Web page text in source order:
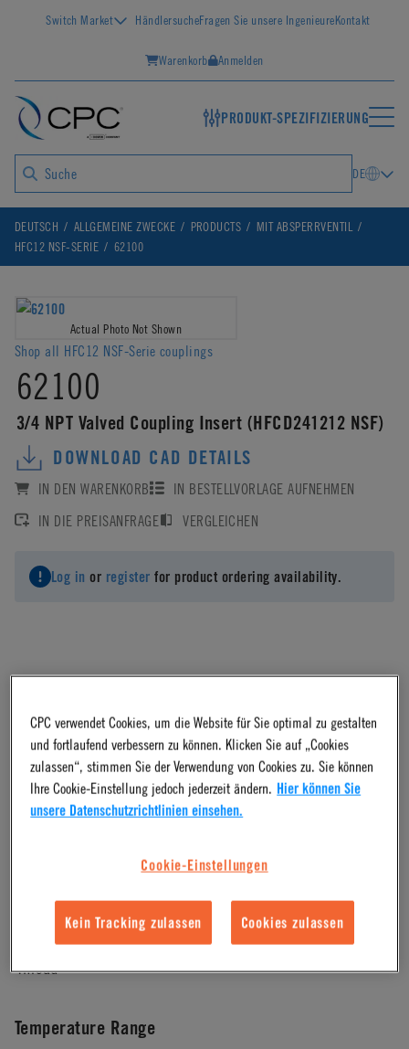
Switch Market HändlersucheFragen Sie unsere IngenieureKontakt
Warenkorb Anmelden
PRODUKT-SPEZIFIZIERUNG
DE
DEUTSCH ALLGEMEINE ZWECKE PRODUCTS
MIT ABSPERRVENTIL
HFC12 NSF-SERIE
62100
Actual Photo Not Shown
Shop all HFC12 NSF-Serie couplings
62100
3/4 NPT Valved Coupling Insert (HFCD241212 NSF)
DOWNLOAD CAD DETAILS
IN DEN WARENKORB
IN BESTELLVORLAGE AUFNEHMEN
IN DIE PREISANFRAGE
VERGLEICHEN
Log in or register for product ordering availability.
Polypropylene
Material Finish
Mounting Option
Thread
Temperature Range
CPC verwendet Cookies, um die Website für Sie optimal zu gestalten
und fortlaufend verbessern zu können. Klicken Sie auf „Cookies
zulassen“, stimmen Sie der Verwendung von Cookies zu. Sie können
Ihre Cookie-Einstellung jedoch jederzeit ändern. Hier können Sie
unsere Datenschutzrichtlinien einsehen.
Cookie-Einstellungen
Kein Tracking zulassen Cookies zulassen